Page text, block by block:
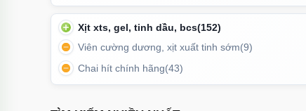
Thiết kế sang trọng, chất liệu bền đẹp cùng khả
cả người
Xịt xts, gel, tinh dầu, bcs(152)
Viên cường dương, xịt xuất tinh sớm(9)
Chai hít chính hãng(43)